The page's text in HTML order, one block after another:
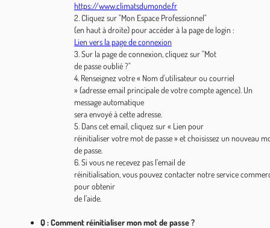
https://www.climatsdumonde.fr
2. Cliquez sur "Mon Espace Professionnel"
(en haut à droite) pour accéder à la page de login :
Lien vers la page de connexion
3. Sur la page de connexion, cliquez sur "Mot
de passe oublié ?"
4. Renseignez votre « Nom d'utilisateur ou courriel
» (adresse email principale de votre compte agence). Un
message automatique
sera envoyé à cette adresse.
5. Dans cet email, cliquez sur « Lien pour
réinitialiser votre mot de passe » et choisissez un nouveau
de passe.
6. Si vous ne recevez pas l’email de
réinitialisation, vous pouvez contacter notre service
pour obtenir
de l’aide.
Q : Comment réinitialiser mon mot de passe ?